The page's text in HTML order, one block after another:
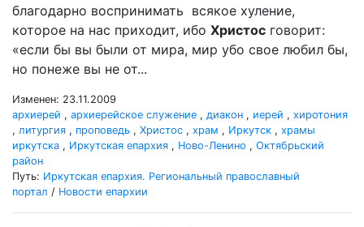
благодарно воспринимать всякое хуление,
которое на нас приходит, ибо Христос говорит:
«если бы вы были от мира, мир убо свое любил бы,
но понеже вы не от...
Изменен: 23.11.2009
архиерей , архиерейское служение , диакон , иерей , хиротония
, литургия , проповедь , Христос , храм , Иркутск , храмы
иркутска , Иркутская епархия , Ново-Ленино , Октябрьский
район
Путь: Иркутская епархия. Региональный православный
портал / Новости епархии